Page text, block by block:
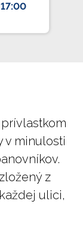
17:00
v minulosti
z
ulici,